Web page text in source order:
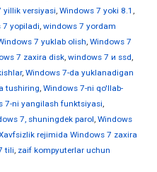
yillik versiyasi, Windows 7 yoki 8.1 ,
7 yopiladi, windows 7 yordam
7 yuklab olish, Windows 7
7 zaxira disk, windows 7 и ssd,
, Windows 7-da yuklanadigan
tushiring, Windows 7-ni qo'llab-
7-ni yangilash funktsiyasi,
7, shuningdek parol, Windows
rejimida Windows 7 zaxira
tili, zaif kompyuterlar uchun